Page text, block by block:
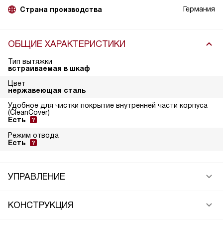
Страна производства Германия
ОБЩИЕ ХАРАКТЕРИСТИКИ
Тип вытяжки
встраиваемая в шкаф
Цвет
нержавеющая сталь
Удобное для чистки покрытие внутренней части корпуса
(CleanCover)
Есть
Режим отвода
Есть
УПРАВЛЕНИЕ
КОНСТРУКЦИЯ